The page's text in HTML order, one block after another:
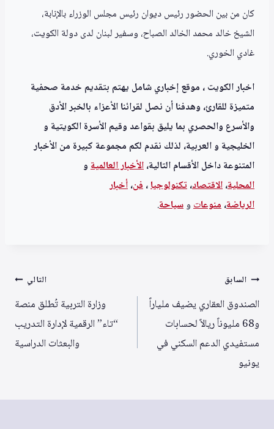
كان من بين الحضور رئيس ديوان رئيس مجلس الوزراء بالإنابة،
الشيخ خالد محمد الخالد الصباح، وسفير لبنان لدى دولة الكويت،
غادي الخوري.
اخبار الكويت ، موقع إخباري شامل يهتم بتقديم خدمة صحفية
متميزة للقارئ، وهدفنا أن نصل لقرائنا الأعزاء بالخبر الأدق
والأسرع والحصري بما يليق بقواعد وقيم الأسرة الكويتية و
الخليجية و العربية، لذلك نقدم لكم مجموعة كبيرة من الأخبار
المتنوعة داخل الأقسام التالية،الأخبار العالميةو
المحلية،الاقتصاد،تكنولوجيا،فن،أخبار
الرياضة،منوعاتوسياحة.
تصفّح
المقالات
السابق
الصندوق العقاري يضيف ملياراً
و68 مليوناً ريالاً لحسابات
مستفيدي الدعم السكني في
يونيو
التالي
وزارة التربية تُطلق منصة
“تاء” الرقمية لإدارة التدريب
والبعثات الدراسية